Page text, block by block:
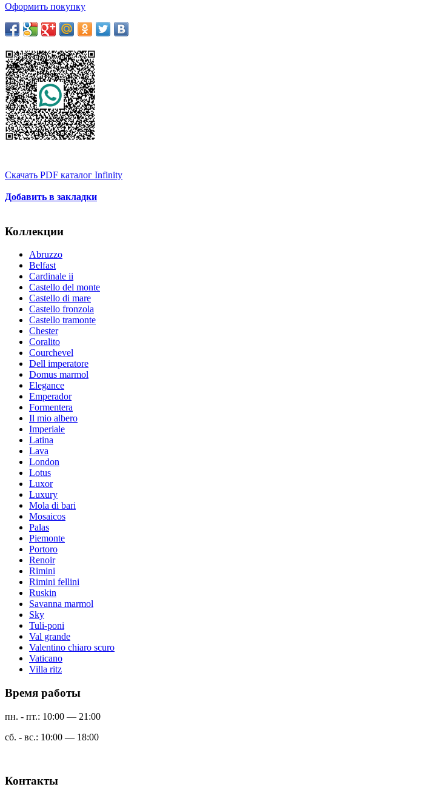
Оформить покупку
Скачать PDF каталог Infinity
Добавить в закладки
Коллекции
Abruzzo
Belfast
Cardinale ii
Castello del monte
Castello di mare
Castello fronzola
Castello tramonte
Chester
Coralito
Courchevel
Dell imperatore
Domus marmol
Elegance
Emperador
Formentera
Il mio albero
Imperiale
Latina
Lava
London
Lotus
Luxor
Luxury
Mola di bari
Mosaicos
Palas
Piemonte
Portoro
Renoir
Rimini
Rimini fellini
Ruskin
Savanna marmol
Sky
Tuli-poni
Val grande
Valentino chiaro scuro
Vaticano
Villa ritz
Время работы
пн. - пт.: 10:00 — 21:00
сб. - вс.: 10:00 — 18:00
Контакты